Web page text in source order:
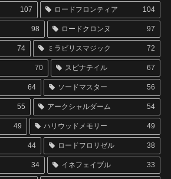
107 ロードフロンティア 104
98 ロードクロンヌ 97
74 ミラビリスマジック 72
70 スピナテイル 67
64 ソードマスター 56
55 アークシャルダーム 54
49 ハリウッドメモリー 49
44 ロードフロリゼル 38
34 イネフェイブル 33